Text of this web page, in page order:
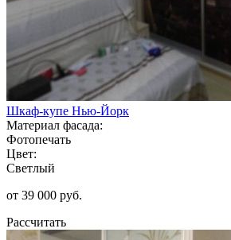
Шкаф-купе Нью-Йорк
Материал фасада:
Фотопечать
Цвет:
Светлый
от 39 000 руб.
Рассчитать